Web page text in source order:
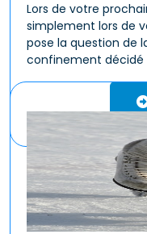
Lors de votre
simplement lors de
pose la question de
confinement décidé